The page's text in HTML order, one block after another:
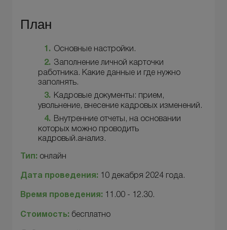
План
Основные настройки.
Заполнение личной карточки
работника. Какие данные и где нужно
заполнять.
Кадровые документы: прием,
увольнение, внесение кадровых изменений.
Внутренние отчеты, на основании
которых можно проводить
кадровый.анализ.
Тип: онлайн
Дата проведения: 10 декабря 2024 года.
Время проведения: 11.00 - 12.30.
Стоимость: бесплатно